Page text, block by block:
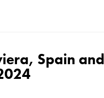
Spain and